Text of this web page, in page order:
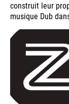
construit leur
musique Dub